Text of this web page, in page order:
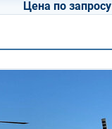
Цена по запросу